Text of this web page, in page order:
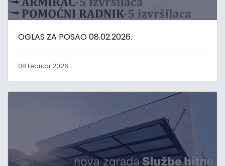
OGLAS ZA POSAO 08.02.2026.
08 Februar 2026